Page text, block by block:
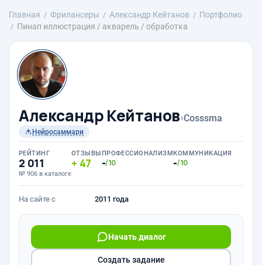
Главная Фрилансеры Александр Кейтанов
Портфолио
Пинап иллюстрация / акварель / обработка
Александр Кейтанов›Cosssma
Нейросаммари
РЕЙТИНГ
2 011
№ 906 в каталоге
ОТЗЫВЫ
47
ПРОФЕССИОНАЛИЗМ
-/10
КОММУНИКАЦИЯ
-/10
На сайте с 2011 года
Начать диалог
Создать задание